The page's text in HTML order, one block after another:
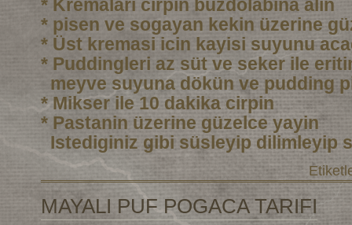
* Kremalari cirpin buzdolabina alin
* pisen ve sogayan kekin üzerine
* Üst kremasi icin kayisi suyunu
* Puddingleri az süt ve seker ile
meyve suyuna dökün ve pudding
* Mikser ile 10 dakika cirpin
* Pastanin üzerine güzelce yayin
Istediginiz gibi süsleyip dilimleyip
MAYALI PUF POGACA TARIFI